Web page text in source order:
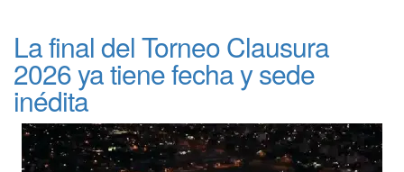
La final del Torneo Clausura
2026 ya tiene fecha y sede
inédita